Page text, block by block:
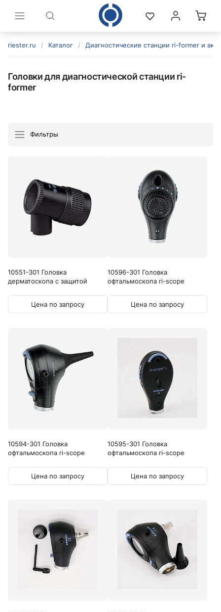
riester.ru / Каталог / Диагностические станции ri-former и
Головки для диагностической станции ri-
former
Фильтры
10551-301 Головка
дерматоскопа с защитой
Цена по запросу
10596-301 Головка
офтальмоскопа ri-scope
Цена по запросу
10594-301 Головка
офтальмоскопа ri-scope
Цена по запросу
10595-301 Головка
офтальмоскопа ri-scope
Цена по запросу